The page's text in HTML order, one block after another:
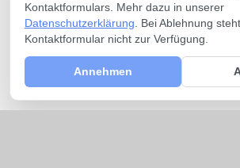
Kontaktformulars. Mehr dazu in unserer
Datenschutzerklärung . Bei Ablehnung
Kontaktformular nicht zur Verfügung.
Annehmen